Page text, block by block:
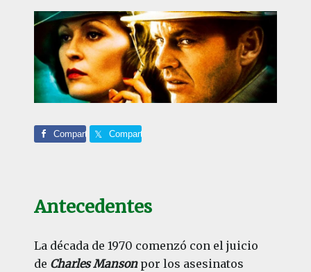
Comparte Comparte
Antecedentes
La década de 1970 comenzó con el juicio
de Charles Manson por los asesinatos